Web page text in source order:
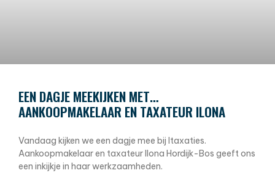
EEN DAGJE MEEKIJKEN MET…
AANKOOPMAKELAAR EN TAXATEUR ILONA
Vandaag kijken we een dagje mee bij Itaxaties.
Aankoopmakelaar en taxateur Ilona Hordijk-Bos geeft ons
een inkijkje in haar werkzaamheden.